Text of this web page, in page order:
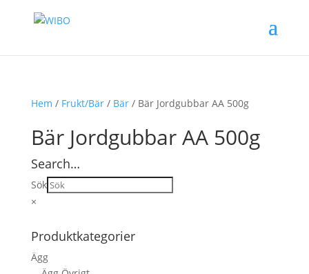
Hem / Frukt/Bär/ Bär/ Bär Jordgubbar AA 500g
Bär Jordgubbar AA 500g
Search…
Sök
×
Produktkategorier
Ägg